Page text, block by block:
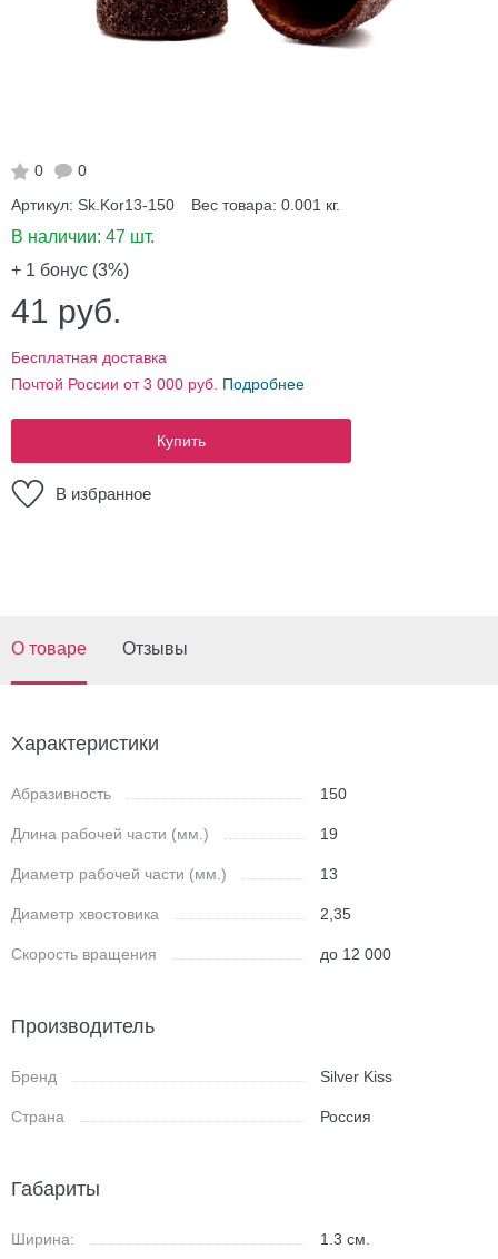
0
0
Артикул: Sk.Kor13-150 Вес товара: 0.001 кг.
В наличии: 47 шт.
+ 1 бонус (3%)
41 руб.
Бесплатная доставка
Почтой России от 3 000 руб. Подробнее
Купить
В избранное
О товаре Отзывы
Характеристики
Абразивность 150
Длина рабочей части (мм.) 19
Диаметр рабочей части (мм.) 13
Диаметр хвостовика 2,35
Скорость вращения до 12 000
Производитель
Бренд Silver Kiss
Страна Россия
Габариты
Ширина: 1.3см.